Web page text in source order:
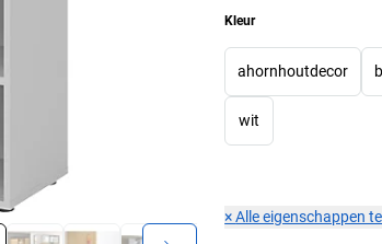
Kleur
ahornhoutdecor
wit
×Alle eigenschappen